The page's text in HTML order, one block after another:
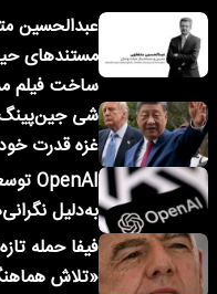
عبدالحسین
مستندهای
ساخت فیلم
شی جین‌پینگ
غزه قدرت
به‌دلیل
فیفا حمله
«تلاش